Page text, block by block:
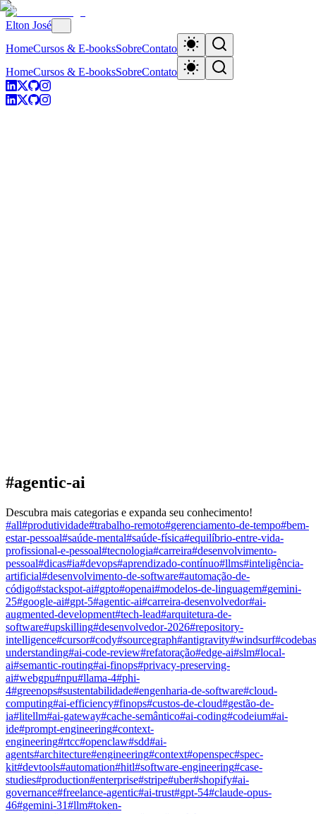
Elton José
HomeCursos & E-booksSobreContato
HomeCursos & E-booksSobreContato
#agentic-ai
Descubra mais categorias e expanda seu conhecimento!
#all#produtividade#trabalho-remoto#gerenciamento-de-tempo#bem-
estar-pessoal#saúde-mental#saúde-física#equilíbrio-entre-vida-
profissional-e-pessoal#tecnologia#carreira#desenvolvimento-
pessoal#dicas#ia#devops#aprendizado-contínuo#llms#inteligência-
artificial#desenvolvimento-de-software#automação-de-
código#stackspot-ai#gpto#openai#modelos-de-linguagem#gemini-
25#google-ai#gpt-5#agentic-ai#carreira-desenvolvedor#ai-
augmented-development#tech-lead#arquitetura-de-
software#upskilling#desenvolvedor-2026#repository-
intelligence#cursor#cody#sourcegraph#antigravity#windsurf#
understanding#ai-code-review#refatoração#edge-ai#slm#local-
ai#semantic-routing#ai-finops#privacy-preserving-
ai#webgpu#npu#llama-4#phi-
4#greenops#sustentabilidade#engenharia-de-software#cloud-
computing#ai-efficiency#finops#custos-de-cloud#gestão-de-
ia#litellm#ai-gateway#cache-semântico#ai-coding#codeium#ai-
ide#prompt-engineering#context-
engineering#rtcc#openclaw#sdd#ai-
agents#architecture#engineering#context#openspec#spec-
kit#devtools#automation#hitl#software-engineering#case-
studies#production#enterprise#stripe#uber#shopify#ai-
governance#freelance-agentic#ai-trust#gpt-54#claude-opus-
46#gemini-31#llm#token-